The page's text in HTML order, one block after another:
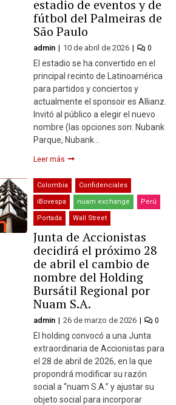
estadio de eventos y de
fútbol del Palmeiras de
São Paulo
admin 10 de abril de 2026 0
El estadio se ha convertido en el
principal recinto de Latinoamérica
para partidos y conciertos y
actualmente el sponsoir es Allianz.
Invitó al público a elegir el nuevo
nombre (las opciones son: Nubank
Parque, Nubank…
Leer más
Colombia Confidenciales
iBovespa nuam exchange Perú
Portada Wall Street
Junta de Accionistas
decidirá el próximo 28
de abril el cambio de
nombre del Holding
Bursátil Regional por
Nuam S.A.
admin 26 de marzo de 2026 0
El holding convocó a una Junta
extraordinaria de Accionistas para
el 28 de abril de 2026, en la que
propondrá modificar su razón
social a “nuam S.A.” y ajustar su
objeto social para incorporar